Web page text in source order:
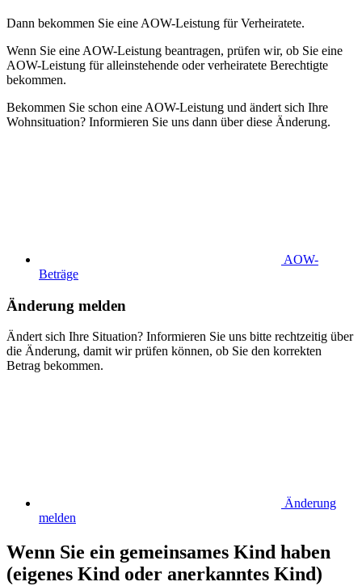
Dann bekommen Sie eine AOW-Leistung für Verheiratete.
Wenn Sie eine AOW-Leistung beantragen, prüfen wir, ob Sie eine
AOW-Leistung für alleinstehende oder verheiratete Berechtigte
bekommen.
Bekommen Sie schon eine AOW-Leistung und ändert sich Ihre
Wohnsituation? Informieren Sie uns dann über diese Änderung.
AOW-
Beträge
Änderung melden
Ändert sich Ihre Situation? Informieren Sie uns bitte rechtzeitig über
die Änderung, damit wir prüfen können, ob Sie den korrekten
Betrag bekommen.
Änderung
melden
Wenn Sie ein gemeinsames Kind haben
(eigenes Kind oder anerkanntes Kind)